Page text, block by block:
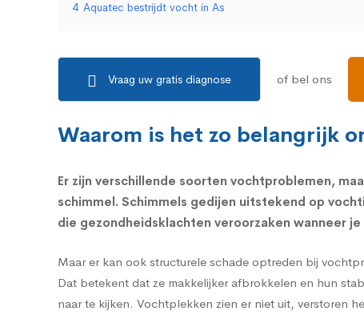
4 Aquatec bestrijdt vocht in As
Vraag uw gratis diagnose of bel ons
Waarom is het zo belangrijk
Er zijn verschillende soorten vochtproblemen,
schimmel. Schimmels gedijen uitstekend op
die gezondheidsklachten veroorzaken wanneer
Maar er kan ook structurele schade optreden bij
Dat betekent dat ze makkelijker afbrokkelen en hun
naar te kijken. Vochtplekken zien er niet uit, verstoren